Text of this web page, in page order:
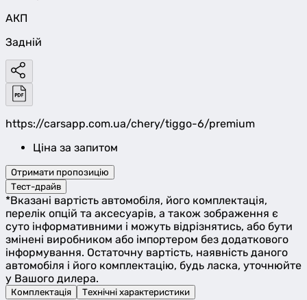
АКП
Задній
https://carsapp.com.ua/chery/tiggo-6/premium
Ціна за запитом
Отримати пропозицію
Тест-драйв
*Вказані вартість автомобіля, його комплектація,
перелік опцій та аксесуарів, а також зображення є
суто інформативними і можуть відрізнятись, або бути
змінені виробником або імпортером без додаткового
інформування. Остаточну вартість, наявність даного
автомобіля і його комплектацію, будь ласка, уточнюйте
у Вашого дилера.
Комплектація Технічні характеристики